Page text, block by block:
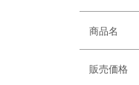
商品名
販売価格